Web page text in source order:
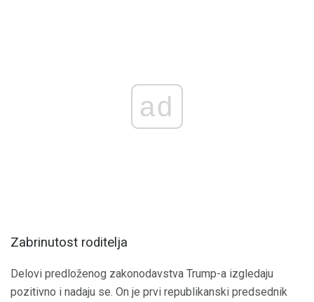
ad
Zabrinutost roditelja
Delovi predloženog zakonodavstva Trump-a izgledaju
pozitivno i nadaju se. On je prvi republikanski predsednik